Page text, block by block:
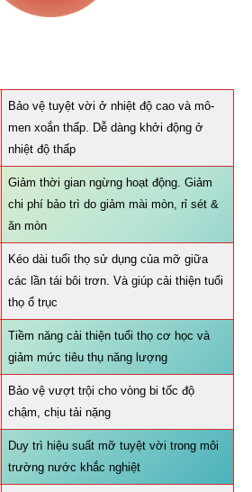
Bảo vệ tuyệt vời ở nhiệt độ cao và mô-
men xoắn thấp. Dễ dàng khởi động ở
nhiệt độ thấp
Giảm thời gian ngừng hoạt động. Giảm
chi phí bảo trì do giảm mài mòn, rỉ sét &
ăn mòn
Kéo dài tuổi thọ sử dụng của mỡ giữa
các lần tái bôi trơn. Và giúp cải thiện tuổi
thọ ổ trục
Tiềm năng cải thiện tuổi thọ cơ học và
giảm mức tiêu thụ năng lượng
Bảo vệ vượt trội cho vòng bi tốc độ
chậm, chịu tải nặng
Duy trì hiệu suất mỡ tuyệt vời trong môi
trường nước khắc nghiệt